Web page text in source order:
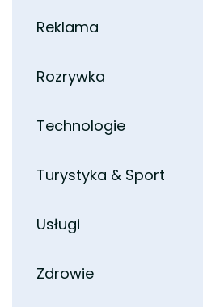
Reklama
Rozrywka
Technologie
Turystyka & Sport
Usługi
Zdrowie